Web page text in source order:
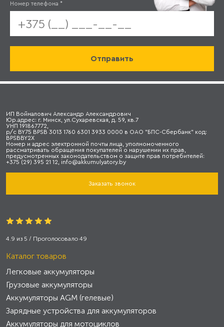
Номер телефона *
ИП Войналович Александр Александрович
Юр.адрес: г. Минск, ул.Сухаревская, д. 59, кв.7
УНП 191867772,
р/с BY75 BPSB 3013 1760 6301 3933 0000 в ОАО "БПС-Сбербанк" код:
BPSBBY2X
Номер и адрес электронной почты лица, уполномоченного
рассматривать обращения покупателей о нарушении их прав,
предусмотренных законодательством о защите прав потребителей:
+375 (29) 395 21 12, info@akkumulyatory.by
Заказать звонок
4.9 из 5 / Проголосовало 49
Каталог товаров
Легковые аккумуляторы
Грузовые аккумуляторы
Аккумуляторы AGM (гелевые)
Зарядные устройства для аккумуляторов
Аккумуляторы для мотоциклов